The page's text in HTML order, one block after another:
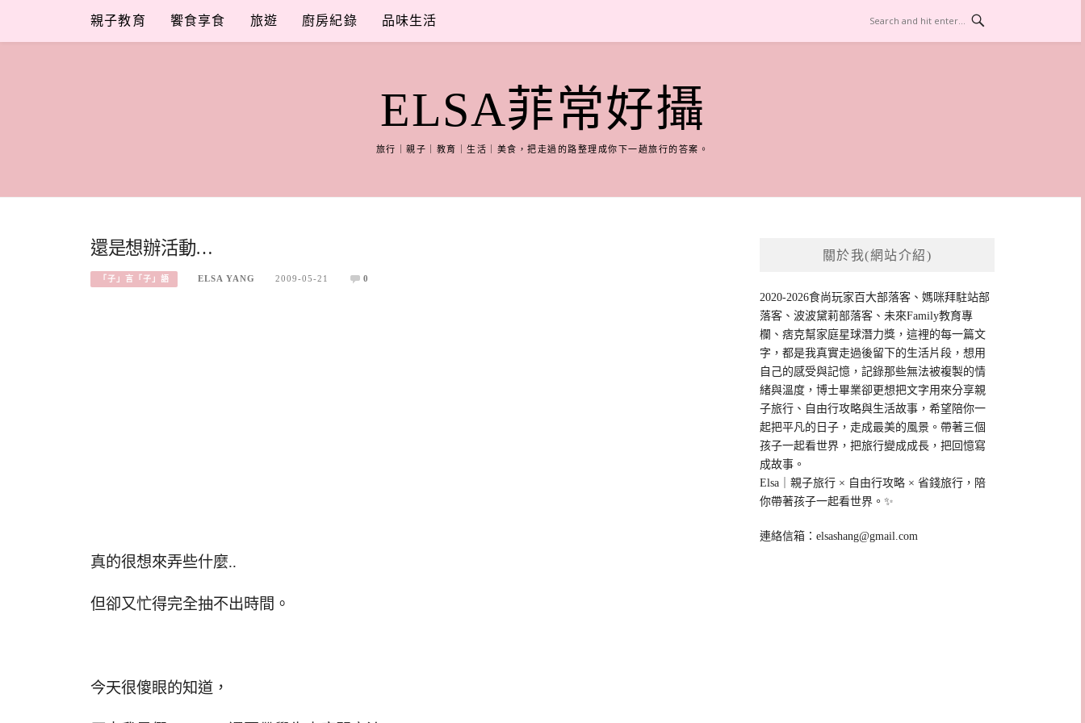
content
親子教育 饗食享食 旅遊 廚房紀錄 品味生活
ELSA菲常好攝
旅行｜親子｜教育｜生活｜美食，把走過的路整理成你下一趟旅行的答案。
還是想辦活動…
「子」言「子」語 ELSA YANG 2009-05-21 0
真的很想來弄些什麼..
但卻又忙得完全抽不出時間。
今天很傻眼的知道，
關於我(網站介紹)
2020-2026食尚玩家百大部落客、媽咪拜駐站部
落客、波波黛莉部落客、未來Family教育專
欄、痞克幫家庭星球潛力獎，這裡的每一篇文
字，都是我真實走過後留下的生活片段，想用
自己的感受與記憶，記錄那些無法被複製的情
緒與溫度，博士畢業卻更想把文字用來分享親
子旅行、自由行攻略與生活故事，希望陪你一
起把平凡的日子，走成最美的風景。帶著三個
孩子一起看世界，把旅行變成成長，把回憶寫
成故事。
Elsa｜親子旅行 × 自由行攻略 × 省錢旅行，陪
你帶著孩子一起看世界。✨
連絡信箱：elsashang@gmail.com